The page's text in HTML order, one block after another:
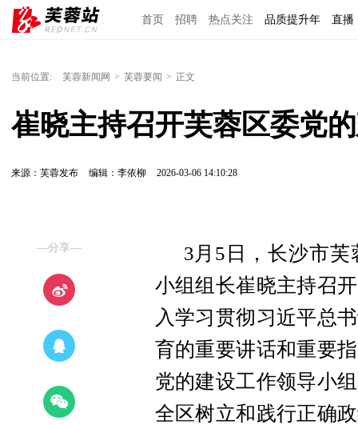
首页 招聘 热点关注 品质提升年 直播
当前位置: 芙蓉新闻网 > 芙蓉要闻 > 正文
崔晓主持召开芙蓉区委党
来源：芙蓉发布 编辑：李依柳 2026-03-06 14:10:28
—分享—
3月5日，长沙市
小组组长崔晓主持召
入学习贯彻习近平总
育的重要讲话和重要
党的建设工作领导小
全区树立和践行正确